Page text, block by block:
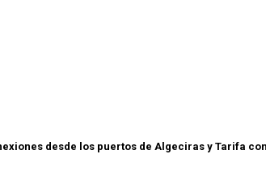
desde los puertos de Algeciras y Tarifa